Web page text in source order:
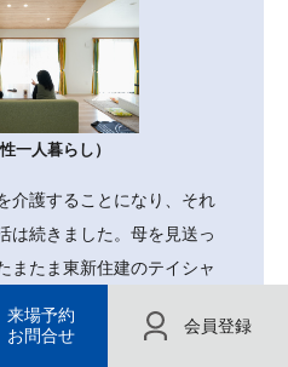
来場予約
お問合せ
会員登録
介護することになり、それ
は続きました。母を見送っ
またま東新住建のテイシャ
ましたが、この住まいな
一人暮らし）